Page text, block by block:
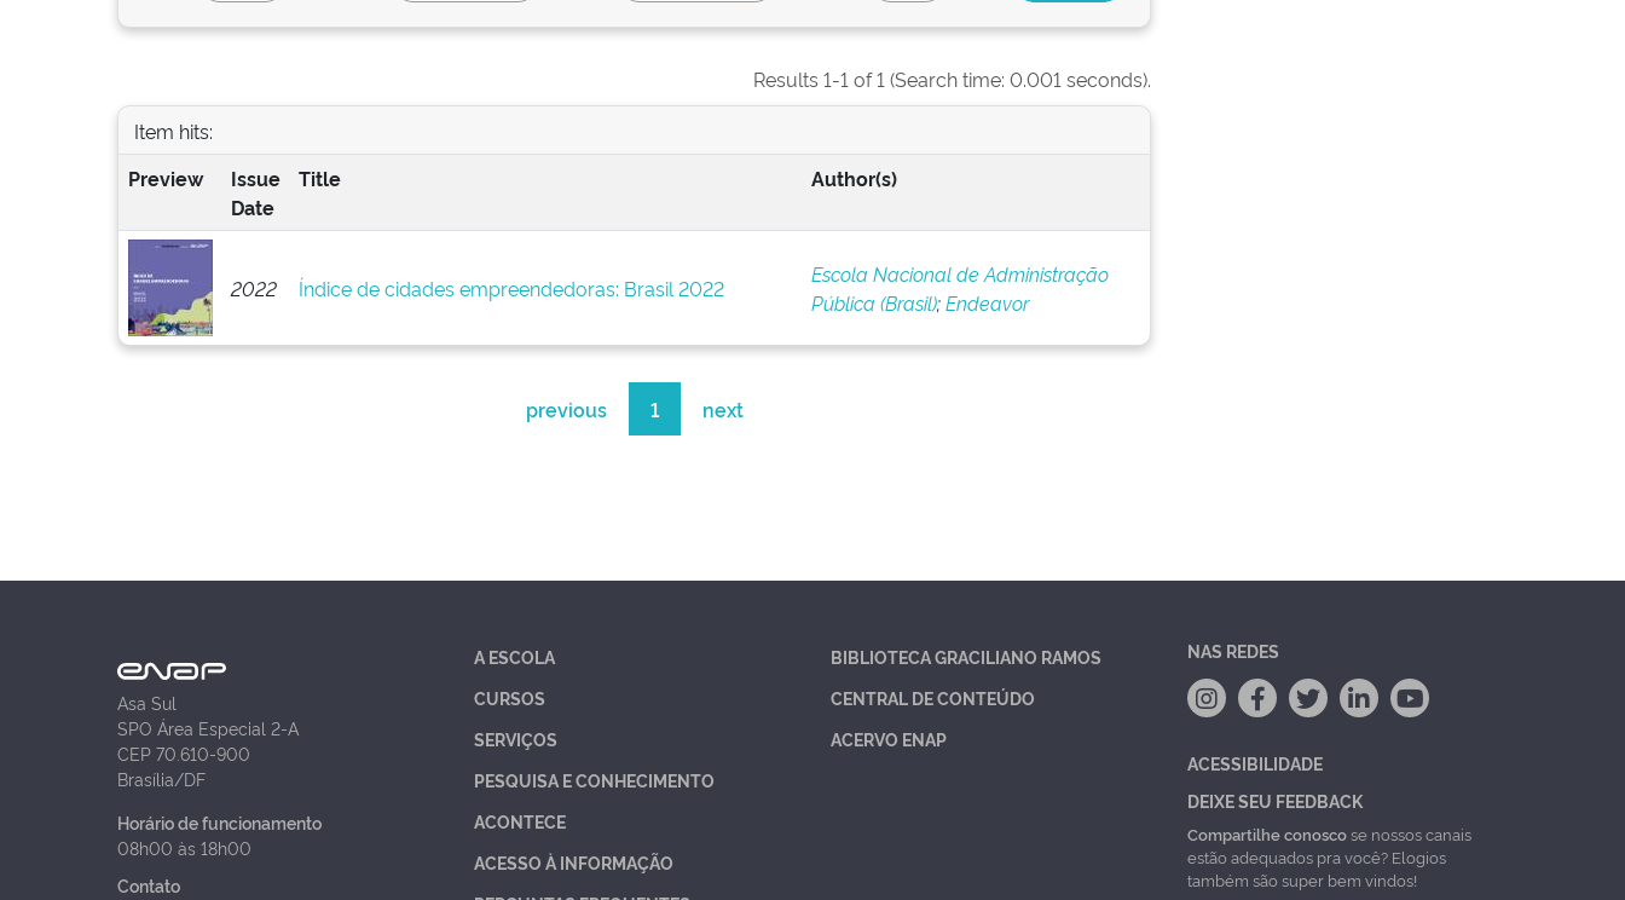
Results 1-1 of 1 (Search time: 0.001 seconds).
Item hits:
Preview
Issue
Date
Title Author(s)
2022 Índice de cidades empreendedoras: Brasil 2022
Escola Nacional de Administração
Pública (Brasil);Endeavor
previous 1 next
Asa Sul
SPO Área Especial 2-A
CEP 70.610-900
Brasília/DF
Horário de funcionamento
08h00 às 18h00
Contato
A ESCOLA
CURSOS
SERVIÇOS
PESQUISA E CONHECIMENTO
ACONTECE
ACESSO À INFORMAÇÃO
BIBLIOTECA GRACILIANO RAMOS
CENTRAL DE CONTEÚDO
ACERVO ENAP
NAS REDES
ACESSIBILIDADE
DEIXE SEU FEEDBACK
Compartilhe conoscose nossos canais
estão adequados pra você? Elogios
também são super bem vindos!